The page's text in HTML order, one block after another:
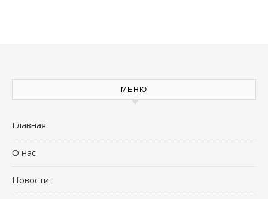
МЕНЮ
Главная
О нас
Новости